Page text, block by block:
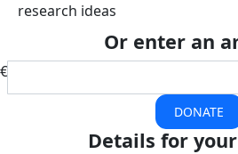
research ideas
Or enter an
€
DONATE
Details for